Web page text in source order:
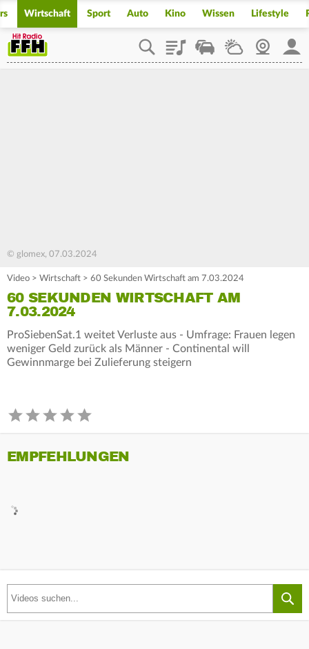
Wirtschaft Sport Auto Kino Wissen Lifestyle
PlaylistStaupilotWetterWebcam
© glomex, 07.03.2024
Video > Wirtschaft > 60 Sekunden Wirtschaft am 7.03.2024
60 SEKUNDEN WIRTSCHAFT AM
7.03.2024
ProSiebenSat.1 weitet Verluste aus - Umfrage: Frauen legen
weniger Geld zurück als Männer - Continental will
Gewinnmarge bei Zulieferung steigern
EMPFEHLUNGEN